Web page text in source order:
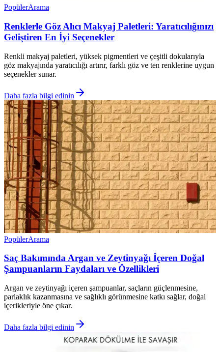
PopülerArama
Renklerle Göz Alıcı Makyaj Paletleri: Yaratıcılığınızı
Geliştiren En İyi Seçenekler
Renkli makyaj paletleri, yüksek pigmentleri ve çeşitli dokularıyla
göz makyajında yaratıcılığı artırır, farklı göz ve ten renklerine uygun
seçenekler sunar.
Daha fazla bilgi edinin
PopülerArama
Saç Bakımında Argan ve Zeytinyağı İçeren Doğal
Şampuanların Faydaları ve Özellikleri
Argan ve zeytinyağı içeren şampuanlar, saçların güçlenmesine,
parlaklık kazanmasına ve sağlıklı görünmesine katkı sağlar, doğal
içerikleriyle öne çıkar.
Daha fazla bilgi edinin